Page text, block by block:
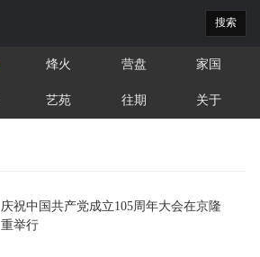
搜索
烽火 营盘 家国
艺苑 往期 关于
庆祝中国共产党成立105周年大会在京隆
重举行